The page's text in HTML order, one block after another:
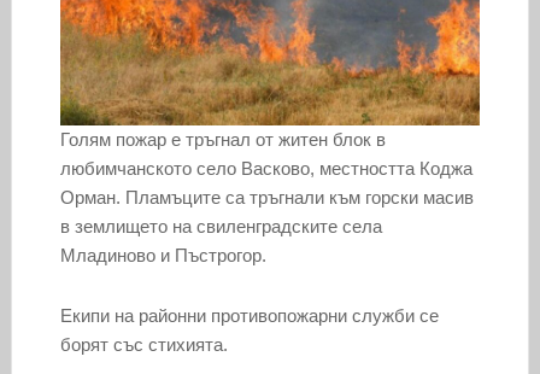
Голям пожар е тръгнал от житен блок в
любимчанското село Васково, местността Коджа
Орман. Пламъците са тръгнали към горски масив
в землището на свиленградските села
Младиново и Пъстрогор.
Екипи на районни противопожарни служби се
борят със стихията.